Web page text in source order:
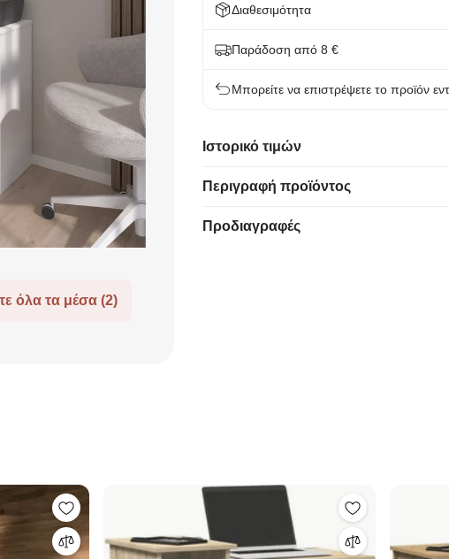
όλα τα μέσα (2)
Διαθεσιμότητα
Παράδοση από 8 €
Μπορείτε να επιστρέψετε το προϊόν
Ιστορικό τιμών
Περιγραφή προϊόντος
Προδιαγραφές